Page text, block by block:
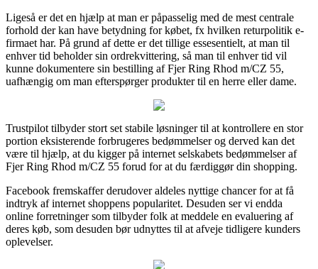
Ligeså er det en hjælp at man er påpasselig med de mest centrale
forhold der kan have betydning for købet, fx hvilken returpolitik e-
firmaet har. På grund af dette er det tillige essesentielt, at man til
enhver tid beholder sin ordrekvittering, så man til enhver tid vil
kunne dokumentere sin bestilling af Fjer Ring Rhod m/CZ 55,
uafhængig om man efterspørger produkter til en herre eller dame.
Trustpilot tilbyder stort set stabile løsninger til at kontrollere en stor
portion eksisterende forbrugeres bedømmelser og derved kan det
være til hjælp, at du kigger på internet selskabets bedømmelser af
Fjer Ring Rhod m/CZ 55 forud for at du færdiggør din shopping.
Facebook fremskaffer derudover aldeles nyttige chancer for at få
indtryk af internet shoppens popularitet. Desuden ser vi endda
online forretninger som tilbyder folk at meddele en evaluering af
deres køb, som desuden bør udnyttes til at afveje tidligere kunders
oplevelser.